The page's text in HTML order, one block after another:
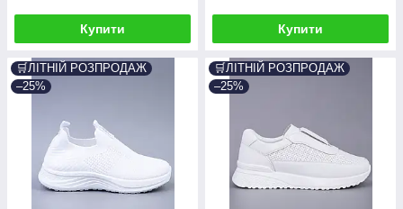
Купити Купити
🛒ЛІТНІЙ РОЗПРОДАЖ
–25%
🛒ЛІТНІЙ РОЗПРОДАЖ
–25%